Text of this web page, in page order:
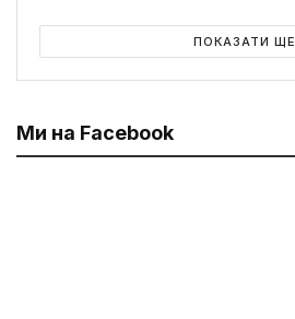
ПОКАЗАТИ ЩЕ
Ми на Facebook